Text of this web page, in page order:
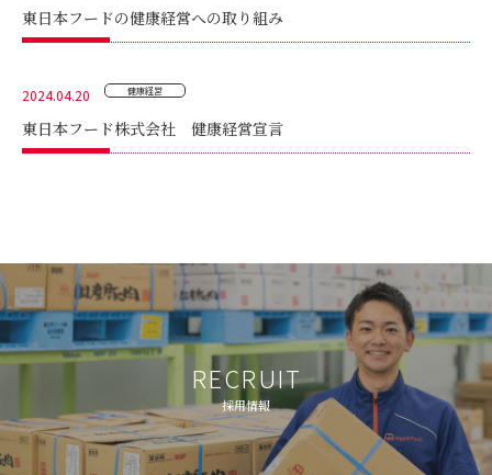
オンラインショップ
東日本フードの健康経営への取り組み
2024.04.20 健康経営
東日本フード株式会社 健康経営宣言
RECRUIT
採用情報